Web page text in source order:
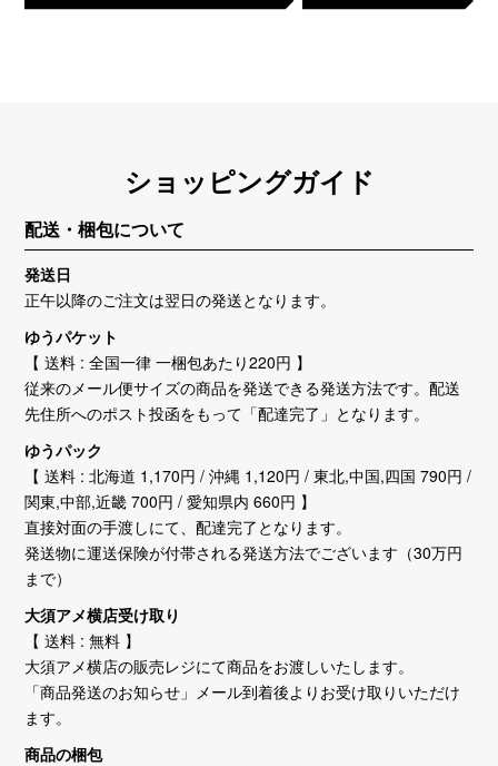
ショッピングガイド
配送・梱包について
発送日
正午以降のご注文は翌日の発送となります。
ゆうパケット
【 送料 : 全国一律 一梱包あたり220円 】
従来のメール便サイズの商品を発送できる発送方法です。配送
先住所へのポスト投函をもって「配達完了」となります。
ゆうパック
【 送料 : 北海道 1,170円 / 沖縄 1,120円 / 東北,中国,四国 790円 /
関東,中部,近畿 700円 / 愛知県内 660円 】
直接対面の手渡しにて、配達完了となります。
発送物に運送保険が付帯される発送方法でございます（30万円
まで）
大須アメ横店受け取り
【 送料 : 無料 】
大須アメ横店の販売レジにて商品をお渡しいたします。
「商品発送のお知らせ」メール到着後よりお受け取りいただけ
ます。
商品の梱包